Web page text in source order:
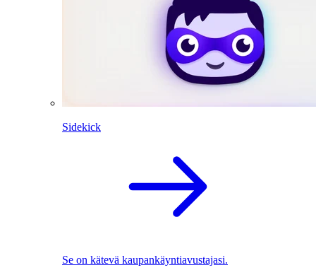
Sidekick
Se on kätevä kaupankäyntiavustajasi.